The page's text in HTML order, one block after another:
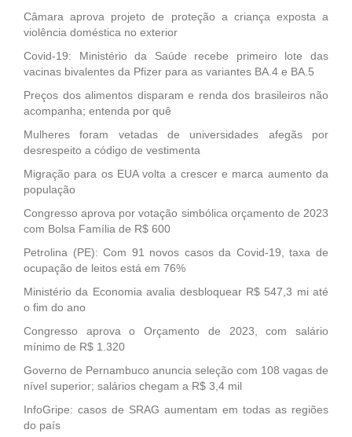
Câmara aprova projeto de proteção a criança exposta a
violência doméstica no exterior
Covid-19: Ministério da Saúde recebe primeiro lote das
vacinas bivalentes da Pfizer para as variantes BA.4 e BA.5
Preços dos alimentos disparam e renda dos brasileiros não
acompanha; entenda por quê
Mulheres foram vetadas de universidades afegãs por
desrespeito a código de vestimenta
Migração para os EUA volta a crescer e marca aumento da
população
Congresso aprova por votação simbólica orçamento de 2023
com Bolsa Família de R$ 600
Petrolina (PE): Com 91 novos casos da Covid-19, taxa de
ocupação de leitos está em 76%
Ministério da Economia avalia desbloquear R$ 547,3 mi até
o fim do ano
Congresso aprova o Orçamento de 2023, com salário
mínimo de R$ 1.320
Governo de Pernambuco anuncia seleção com 108 vagas de
nível superior; salários chegam a R$ 3,4 mil
InfoGripe: casos de SRAG aumentam em todas as regiões
do país